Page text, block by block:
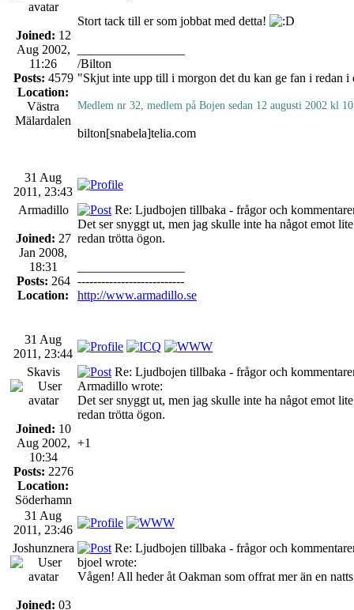
Joined: 12
Aug 2002,
11:26
Posts: 4579
Location:
Västra
Mälardalen
Stort tack till er som jobbat med detta!
/Bilton
"Skjut inte upp till i morgon det du kan ge fan i redan i
Medlem nr 32, medlem på Bojen sedan 12 augusti 2002 kl
bilton[snabela]telia.com
31 Aug
2011, 23:43
Armadillo
Joined: 27
Jan 2008,
18:31
Posts: 264
Location:
Re: Ljudbojen tillbaka - frågor och
Det ser snyggt ut, men jag skulle inte ha något emot
redan trötta ögon.
---------------------------
http://www.armadillo.se
31 Aug
2011, 23:44
Skavis
Joined: 10
Aug 2002,
10:34
Posts: 2276
Location:
Söderhamn
Re: Ljudbojen tillbaka - frågor och
Armadillo wrote:
Det ser snyggt ut, men jag skulle inte ha något emot
redan trötta ögon.
+1
31 Aug
2011, 23:46
Joshunznera
Joined: 03
Re: Ljudbojen tillbaka - frågor och
bjoel wrote:
Vågen! All heder åt Oakman som offrat mer än en